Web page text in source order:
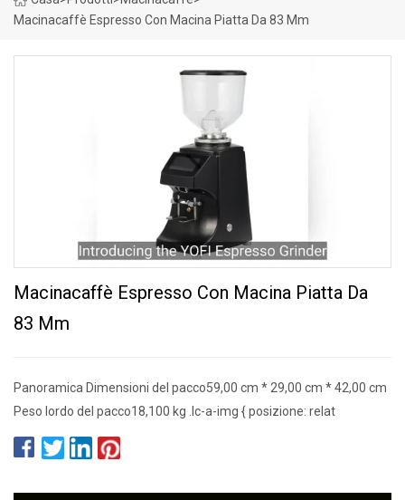
Macinacaffè Espresso Con Macina Piatta Da 83 Mm
Macinacaffè Espresso Con Macina Piatta Da
83 Mm
Panoramica Dimensioni del pacco59,00 cm * 29,00 cm * 42,00 cm
Peso lordo del pacco18,100 kg .lc-a-img { posizione: relat